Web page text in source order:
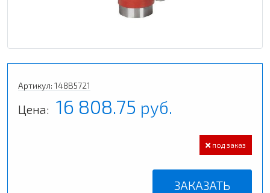
Артикул: 148B5721
Цена: 16 808.75 руб.
под заказ
ЗАКАЗАТЬ